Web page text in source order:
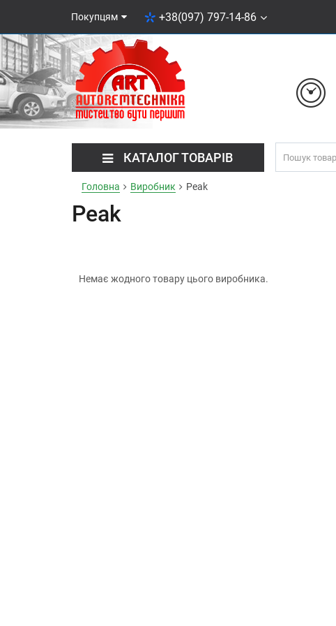
Покупцям +38(097) 797-14-86
КАТАЛОГ ТОВАРІВ
Головна Виробник Peak
Peak
Немає жодного товару цього виробника.